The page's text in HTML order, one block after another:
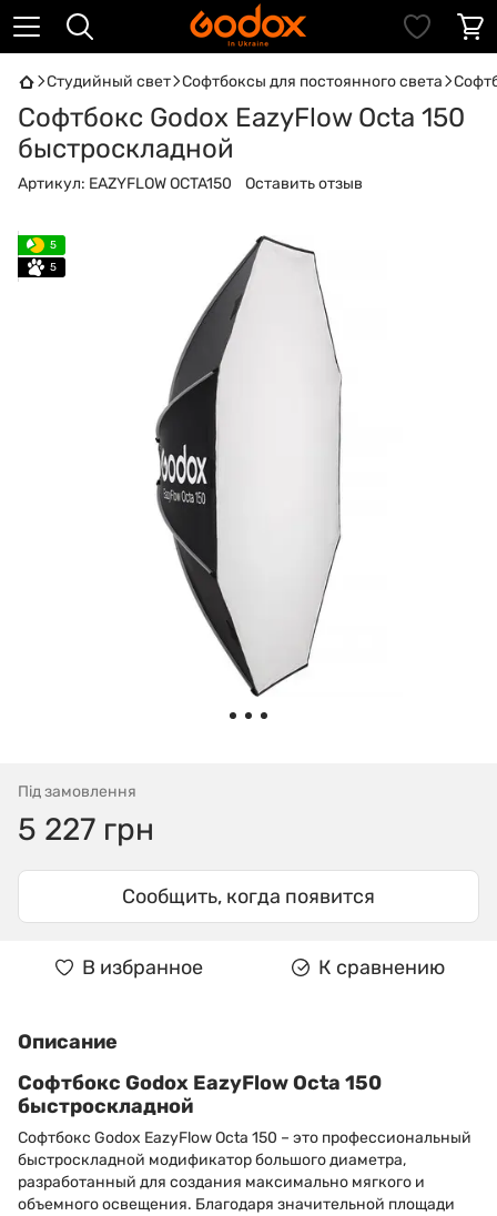
Студийный свет Софтбоксы для постоянного света
Софтбокс Godox EazyFlow Octa 150
быстроскладной
Артикул: EAZYFLOW OCTA150 Оставить отзыв
5
5
Під замовлення
5 227 грн
Сообщить, когда появится
В избранное К сравнению
Описание
Софтбокс Godox EazyFlow Octa 150
быстроскладной
Софтбокс Godox EazyFlow Octa 150 – это профессиональный
быстроскладной модификатор большого диаметра,
разработанный для создания максимально мягкого и
объемного освещения. Благодаря значительной площади